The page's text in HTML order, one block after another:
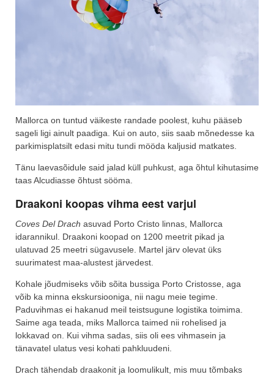
Mallorca on tuntud väikeste randade poolest, kuhu pääseb
sageli ligi ainult paadiga. Kui on auto, siis saab mõnedesse ka
parkimisplatsilt edasi mitu tundi mööda kaljusid matkates.
Tänu laevasõidule said jalad küll puhkust, aga õhtul kihutasime
taas Alcudiasse õhtust sööma.
Draakoni koopas vihma eest varjul
Coves Del Drach asuvad Porto Cristo linnas, Mallorca
idarannikul. Draakoni koopad on 1200 meetrit pikad ja
ulatuvad 25 meetri sügavusele. Martel järv olevat üks
suurimatest maa-alustest järvedest.
Kohale jõudmiseks võib sõita bussiga Porto Cristosse, aga
võib ka minna ekskursiooniga, nii nagu meie tegime.
Paduvihmas ei hakanud meil teistsugune logistika toimima.
Saime aga teada, miks Mallorca taimed nii rohelised ja
lokkavad on. Kui vihma sadas, siis oli ees vihmasein ja
tänavatel ulatus vesi kohati pahkluudeni.
Drach tähendab draakonit ja loomulikult, mis muu tõmbaks